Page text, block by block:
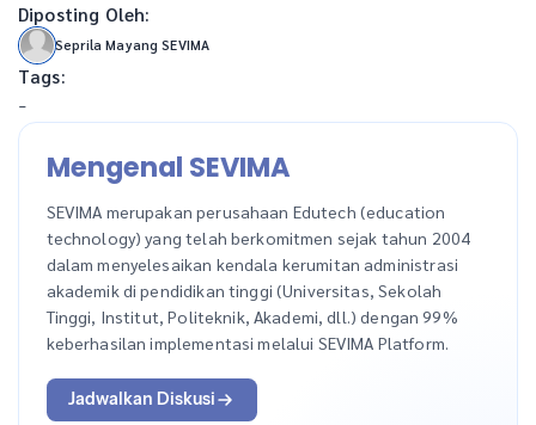
Diposting Oleh:
Seprila Mayang SEVIMA
Tags:
-
Mengenal SEVIMA
SEVIMA merupakan perusahaan Edutech (education
technology) yang telah berkomitmen sejak tahun 2004
dalam menyelesaikan kendala kerumitan administrasi
akademik di pendidikan tinggi (Universitas, Sekolah
Tinggi, Institut, Politeknik, Akademi, dll.) dengan 99%
keberhasilan implementasi melalui SEVIMA Platform.
Jadwalkan Diskusi